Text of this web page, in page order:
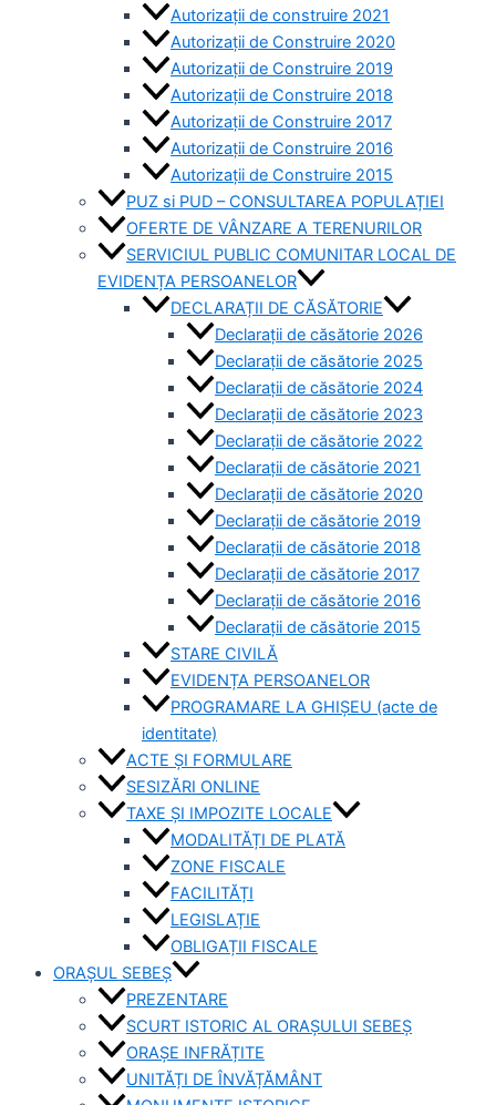
Autorizații de construire 2021
Autorizații de Construire 2020
Autorizații de Construire 2019
Autorizaţii de Construire 2018
Autorizaţii de Construire 2017
Autorizaţii de Construire 2016
Autorizaţii de Construire 2015
PUZ si PUD – CONSULTAREA POPULAȚIEI
OFERTE DE VÂNZARE A TERENURILOR
SERVICIUL PUBLIC COMUNITAR LOCAL DE
EVIDENȚA PERSOANELOR
DECLARAȚII DE CĂSĂTORIE
Declarații de căsătorie 2026
Declarații de căsătorie 2025
Declarații de căsătorie 2024
Declarații de căsătorie 2023
Declarații de căsătorie 2022
Declarații de căsătorie 2021
Declarații de căsătorie 2020
Declarații de căsătorie 2019
Declarații de căsătorie 2018
Declarații de căsătorie 2017
Declarații de căsătorie 2016
Declarații de căsătorie 2015
STARE CIVILĂ
EVIDENȚA PERSOANELOR
PROGRAMARE LA GHIȘEU (acte de
identitate)
ACTE ȘI FORMULARE
SESIZĂRI ONLINE
TAXE ȘI IMPOZITE LOCALE
MODALITĂȚI DE PLATĂ
ZONE FISCALE
FACILITĂȚI
LEGISLAȚIE
OBLIGAȚII FISCALE
ORAȘUL SEBEȘ
PREZENTARE
SCURT ISTORIC AL ORAȘULUI SEBEȘ
ORAȘE INFRĂȚITE
UNITĂȚI DE ÎNVĂȚĂMÂNT